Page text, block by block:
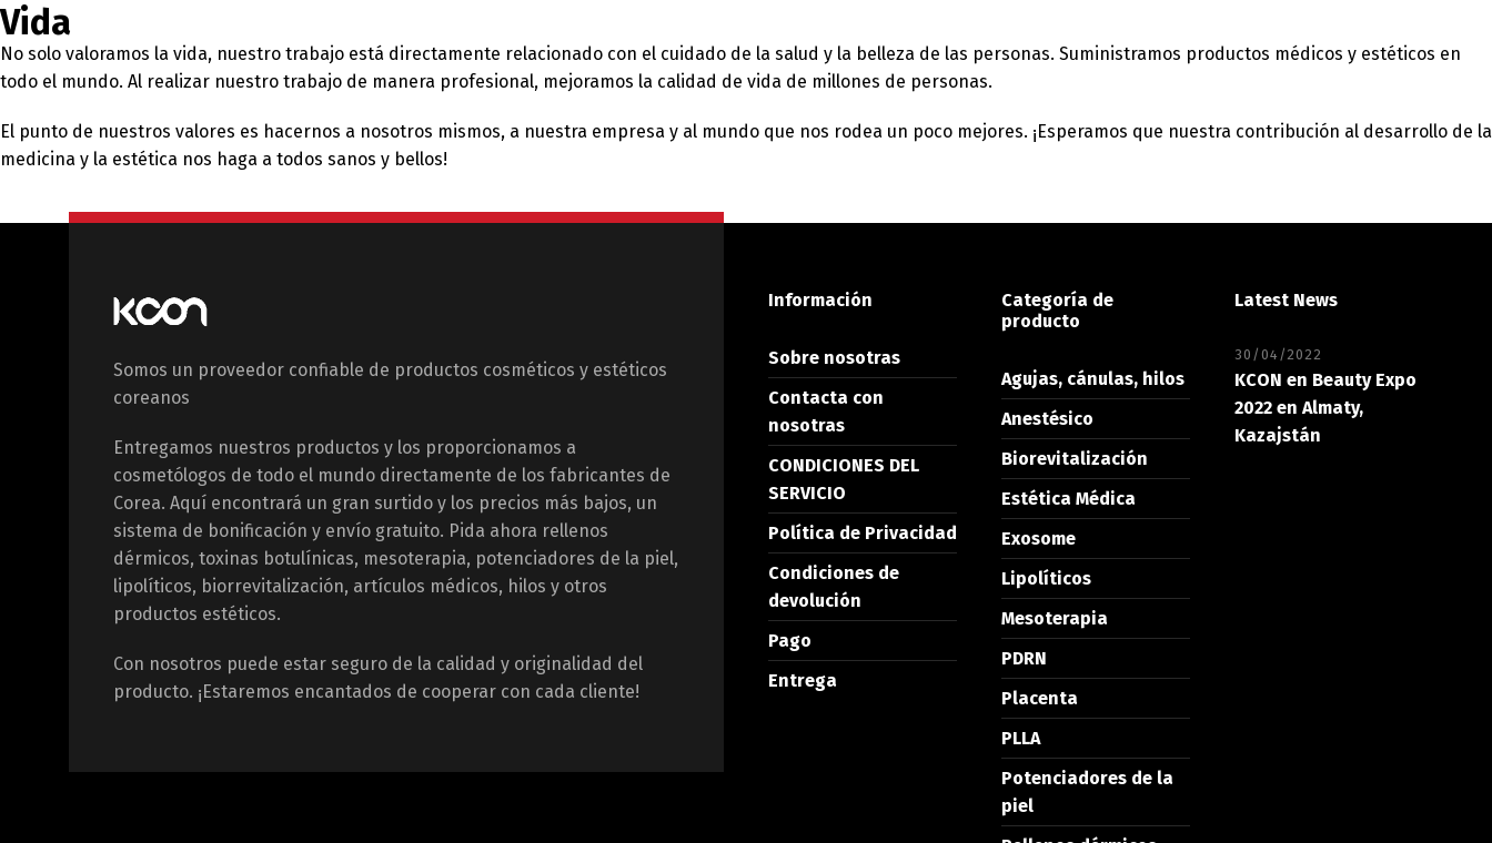
Vida
No solo valoramos la vida, nuestro trabajo está directamente relacionado con el cuidado de la salud y la belleza de las personas. Suministramos productos médicos y estéticos en
todo el mundo. Al realizar nuestro trabajo de manera profesional, mejoramos la calidad de vida de millones de personas.
El punto de nuestros valores es hacernos a nosotros mismos, a nuestra empresa y al mundo que nos rodea un poco mejores. ¡Esperamos que nuestra contribución al desarrollo de la
medicina y la estética nos haga a todos sanos y bellos!
Somos un proveedor confiable de productos cosméticos y estéticos
coreanos
Entregamos nuestros productos y los proporcionamos a
cosmetólogos de todo el mundo directamente de los fabricantes de
Corea. Aquí encontrará un gran surtido y los precios más bajos, un
sistema de bonificación y envío gratuito. Pida ahora rellenos
dérmicos, toxinas botulínicas, mesoterapia, potenciadores de la piel,
lipolíticos, biorrevitalización, artículos médicos, hilos y otros
productos estéticos.
Con nosotros puede estar seguro de la calidad y originalidad del
producto. ¡Estaremos encantados de cooperar con cada cliente!
Información
Sobre nosotras
Contacta con
nosotras
CONDICIONES DEL
SERVICIO
Política de Privacidad
Condiciones de
devolución
Pago
Entrega
Categoría de
producto
Agujas, cánulas, hilos
Anestésico
Biorevitalización
Estética Médica
Exosome
Lipolíticos
Mesoterapia
PDRN
Placenta
PLLA
Potenciadores de la
piel
Latest News
30/04/2022
KCON en Beauty Expo
2022 en Almaty,
Kazajstán
English Deutsch Français Español 中文 (中国)